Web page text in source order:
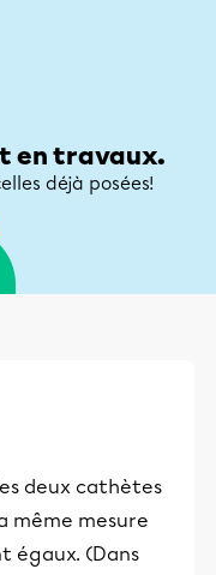
en travaux.
déjà posées!
deux cathètes
même mesure
égaux. (Dans